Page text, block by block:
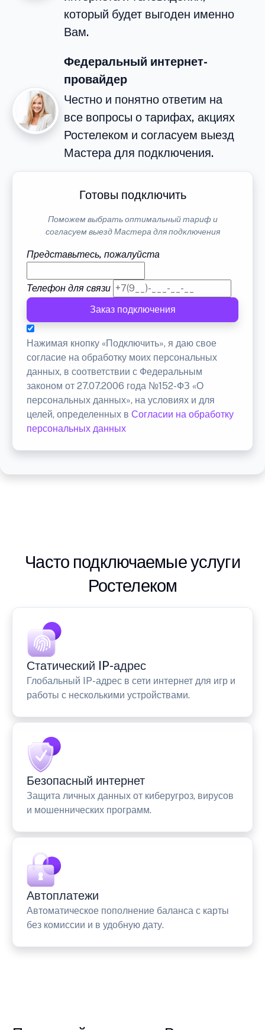
который будет выгоден именно
Вам.
Федеральный интернет-
провайдер
Честно и понятно ответим на
все вопросы о тарифах, акциях
Ростелеком и согласуем выезд
Мастера для подключения.
Готовы подключить
Поможем выбрать оптимальный тариф и
согласуем выезд Мастера для подключения
Представьтесь, пожалуйста
Телефон для связи
Заказ подключения
Нажимая кнопку «Подключить», я даю свое
согласие на обработку моих персональных
данных, в соответствии с Федеральным
законом от 27.07.2006 года №152-ФЗ «О
персональных данных», на условиях и для
целей, определенных в Согласии на обработку
персональных данных
Часто подключаемые услуги
Ростелеком
Статический IP-адрес
Глобальный IP-адрес в сети интернет для игр и
работы с несколькими устройствами.
Безопасный интернет
Защита личных данных от киберугроз, вирусов
и мошеннических программ.
Автоплатежи
Автоматическое пополнение баланса с карты
без комиссии и в удобную дату.